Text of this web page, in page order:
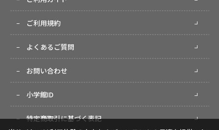
ご利用規約
よくあるご質問
お問い合わせ
小学館ID
特定商取引に基づく表記